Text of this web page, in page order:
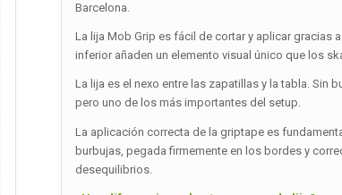
Barcelona.
La lija Mob Grip es fácil de cortar y aplicar gracias
inferior añaden un elemento visual único que los
La lija es el nexo entre las zapatillas y la tabla. Sin
pero uno de los más importantes del setup.
La aplicación correcta de la griptape es
burbujas, pegada firmemente en los bordes y
desequilibrios.